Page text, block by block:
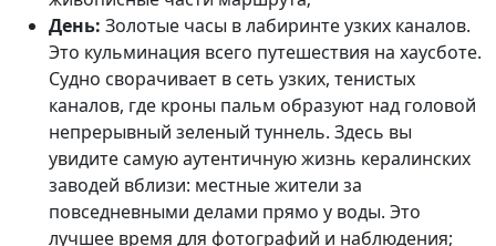
День: Золотые часы в лабиринте узких каналов.
Это кульминация всего путешествия на хаусботе.
Судно сворачивает в сеть узких, тенистых
каналов, где кроны пальм образуют над головой
непрерывный зеленый туннель. Здесь вы
увидите самую аутентичную жизнь кералинских
заводей вблизи: местные жители за
повседневными делами прямо у воды. Это
лучшее время для фотографий и наблюдения;